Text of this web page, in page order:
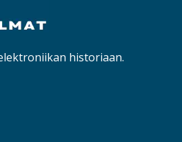
historiaan.